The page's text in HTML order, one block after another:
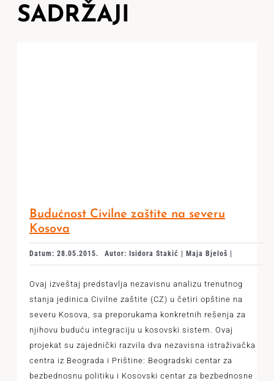
SADRŽAJI
Budućnost Civilne zaštite na severu
Kosova
Datum: 28.05.2015. Autor: Isidora Stakić | Maja Bjeloš |
Ovaj izveštaj predstavlja nezavisnu analizu trenutnog
stanja jedinica Civilne zaštite (CZ) u četiri opštine na
severu Kosova, sa preporukama konkretnih rešenja za
njihovu buduću integraciju u kosovski sistem. Ovaj
projekat su zajednički razvila dva nezavisna istraživačka
centra iz Beograda i Prištine: Beogradski centar za
bezbednosnu politiku i Kosovski centar za bezbednosne